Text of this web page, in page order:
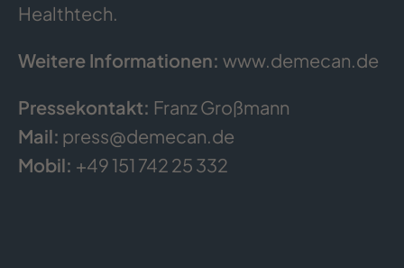
Healthtech.
Weitere Informationen: www.demecan.de
Pressekontakt: Franz Großmann
Mail: press@demecan.de
Mobil: +49 151 742 25 332